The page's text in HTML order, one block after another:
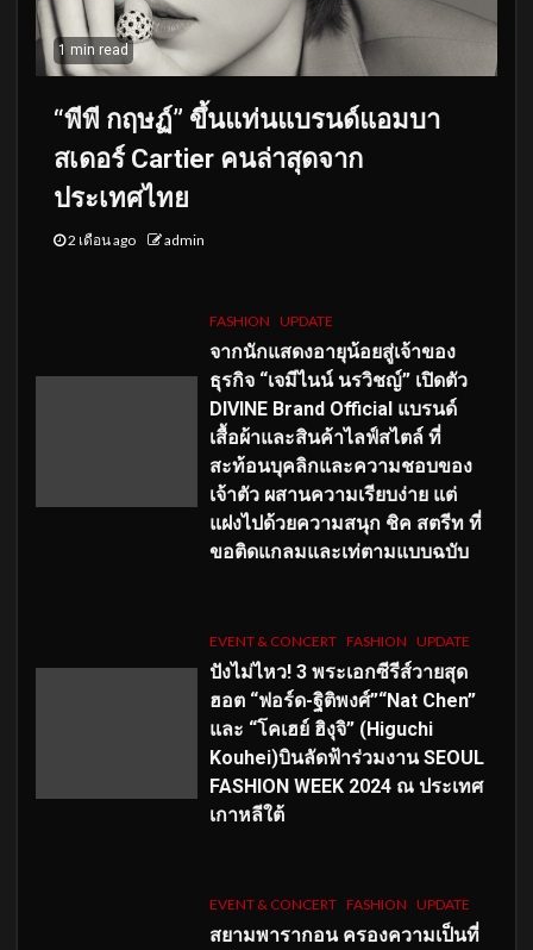
1 min read
“พีพี กฤษฏ์” ขึ้นแท่นแบรนด์แอมบา
สเดอร์ Cartier คนล่าสุดจาก
ประเทศไทย
2 เดือน ago admin
FASHION UPDATE
จากนักแสดงอายุน้อยสู่เจ้าของ
ธุรกิจ “เจมีไนน์ นรวิชญ์” เปิดตัว
DIVINE Brand Official แบรนด์
เสื้อผ้าและสินค้าไลฟ์สไตล์ ที่
สะท้อนบุคลิกและความชอบของ
เจ้าตัว ผสานความเรียบง่าย แต่
แฝงไปด้วยความสนุก ชิค สตรีท ที่
ขอติดแกลมและเท่ตามแบบฉบับ
EVENT & CONCERT FASHION UPDATE
ปังไม่ไหว! 3 พระเอกซีรีส์วายสุด
ฮอต “ฟอร์ด-ฐิติพงศ์”“Nat Chen”
และ “โคเฮย์ ฮิงุจิ” (Higuchi
Kouhei)บินลัดฟ้าร่วมงาน SEOUL
FASHION WEEK 2024 ณ ประเทศ
เกาหลีใต้
EVENT & CONCERT FASHION UPDATE
สยามพารากอน ครองความเป็นที่